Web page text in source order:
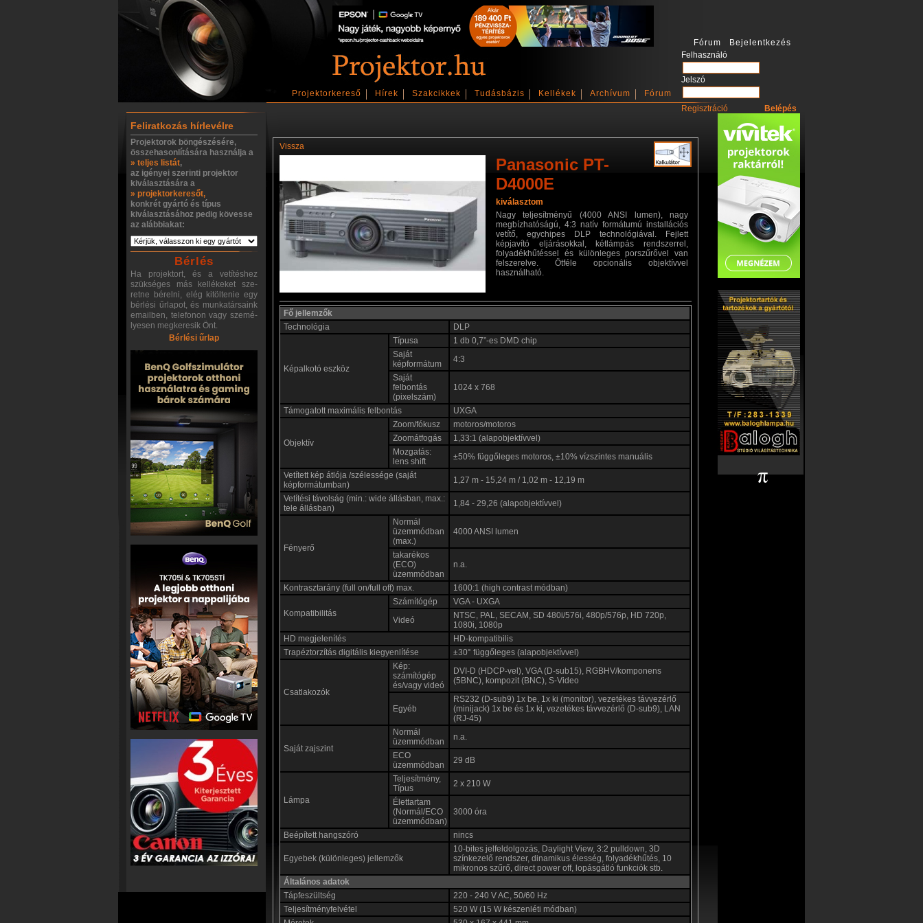
Fórum Bejelentkezés
Felhasználó
Jelszó
Regisztráció
Projektorkereső Hírek Szakcikkek Tudásbázis Kellékek Archívum Fórum
Feliratkozás hírlevélre
Projektorok böngészésére,
összehasonlítására használja a
» teljes listát,
az igényei szerinti projektor
kiválasztására a
» projektorkeresőt,
konkrét gyártó és típus
kiválasztásához pedig kövesse
az alábbiakat:
Bérlés
Ha projektort, és a vetítéshez
szükséges más kellékeket sze-
retne bérelni, elég kitöltenie egy
bérlési űrlapot, és munkatársaink
emailben, telefonon vagy szemé-
lyesen megkeresik Önt.
Bérlési űrlap
Vissza
Panasonic PT-
D4000E
kiválasztom
Nagy teljesítményű (4000 ANSI lumen), nagy
megbízhatóságú, 4:3 natív formátumú installációs
vetítő, egychipes DLP technológiával. Fejlett
képjavító eljárásokkal, kétlámpás rendszerrel,
folyadékhűtéssel és különleges porszűrővel van
felszerelve. Ötféle opcionális objektívvel
használható.
Fő jellemzők
Technológia
DLP
Képalkotó eszköz
Típusa
1 db 0,7”-es DMD chip
Saját
képformátum
4:3
Saját
felbontás
(pixelszám)
1024 x 768
Támogatott maximális felbontás UXGA
Objektív
Zoom/fókusz
motoros/motoros
Zoomátfogás
1,33:1 (alapobjektívvel)
Mozgatás:
lens shift
±50% függőleges motoros, ±10% vízszintes manuális
Vetített kép átlója /szélessége (saját
képformátumban)
1,27 m - 15,24 m / 1,02 m - 12,19 m
Vetítési távolság (min.: wide állásban, max.:
tele állásban)
1,84 - 29,26 (alapobjektívvel)
Fényerő
Normál
üzemmódban
(max.)
4000 ANSI lumen
takarékos
(ECO)
üzemmódban
n.a.
Kontrasztarány (full on/full off) max. 1600:1 (high contrast módban)
Kompatibilitás
Számítógép
VGA - UXGA
Videó
NTSC, PAL, SECAM, SD 480i/576i, 480p/576p, HD 720p,
1080i, 1080p
HD megjelenítés
HD-kompatibilis
Trapéztorzítás digitális kiegyenlítése
±30° függőleges (alapobjektívvel)
Csatlakozók
Kép:
számítógép
és/vagy videó
DVI-D (HDCP-vel), VGA (D-sub15), RGBHV/komponens
(5BNC), kompozit (BNC), S-Video
Egyéb
RS232 (D-sub9) 1x be, 1x ki (monitor), vezetékes távvezérlő
(minijack) 1x be és 1x ki, vezetékes távvezérlő (D-sub9), LAN
(RJ-45)
Saját zajszint
Normál
üzemmódban
n.a.
ECO
üzemmódban
29 dB
Lámpa
Teljesítmény,
Típus
2 x 210 W
Élettartam
(Normál/ECO
üzemmódban)
3000 óra
Beépített hangszóró nincs
Egyebek (különleges) jellemzők
10-bites jelfeldolgozás, Daylight View, 3:2 pulldown, 3D
színkezelő rendszer, dinamikus élesség, folyadékhűtés, 10
mikronos szűrő, direct power off, lopásgátló funkciók stb.
Általános adatok
Tápfeszültség
220 - 240 V AC, 50/60 Hz
Teljesítményfelvétel
520 W (15 W készenléti módban)